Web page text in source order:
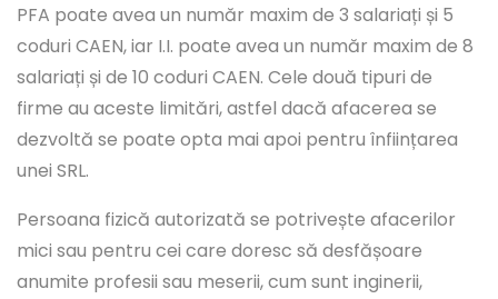
PFA poate avea un număr maxim de 3 salariați și 5
coduri CAEN, iar I.I. poate avea un număr maxim de 8
salariați și de 10 coduri CAEN. Cele două tipuri de
firme au aceste limitări, astfel dacă afacerea se
dezvoltă se poate opta mai apoi pentru înființarea
unei SRL.
Persoana fizică autorizată se potrivește afacerilor
mici sau pentru cei care doresc să desfășoare
anumite profesii sau meserii, cum sunt inginerii,